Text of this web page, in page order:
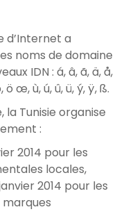
d’Internet a
noms de domaine
IDN : á, â, ã, ä, å,
ö œ, ù, ú, û, ü, ý, ÿ, ß.
Tunisie organise
:
2014 pour les
locales,
2014 pour les